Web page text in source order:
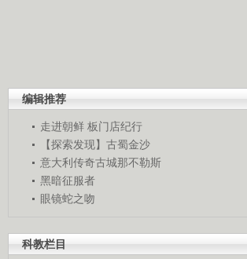
编辑推荐
走进朝鲜 板门店纪行
【探索发现】古蜀金沙
意大利传奇古城那不勒斯
黑暗征服者
眼镜蛇之吻
科教栏目